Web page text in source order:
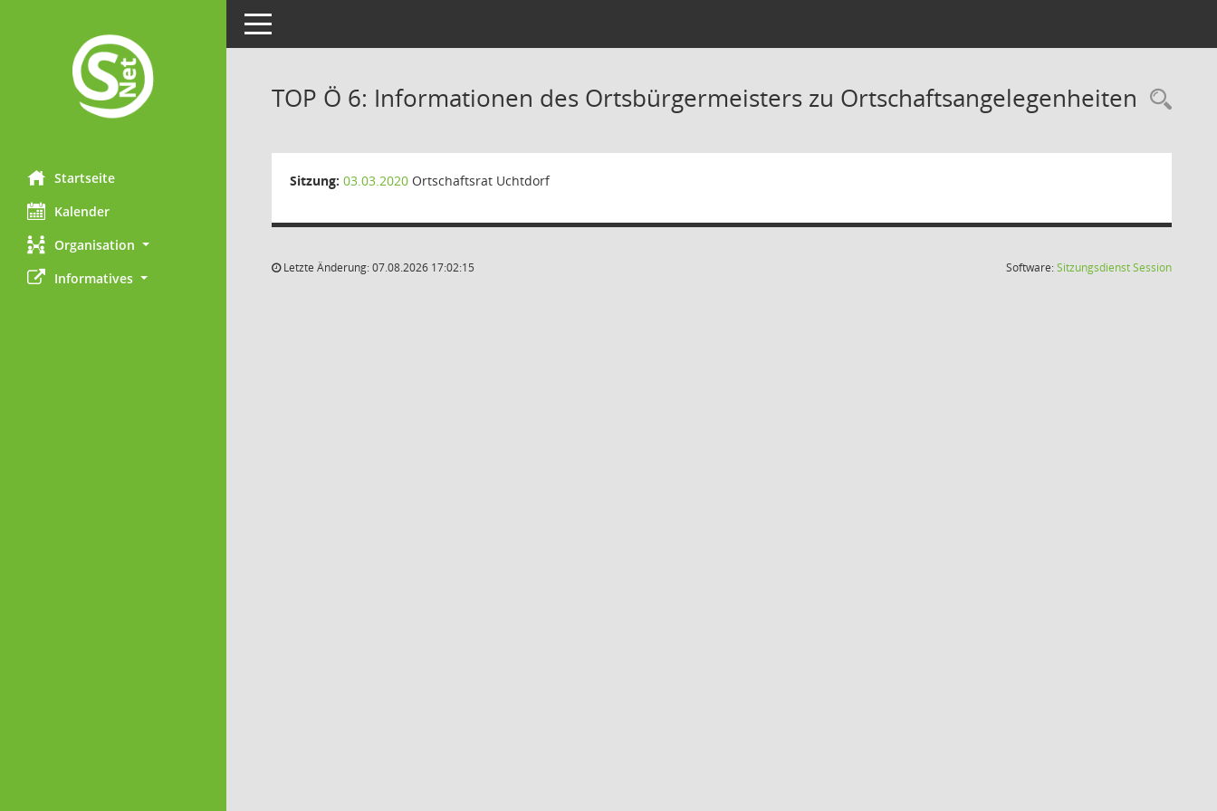
Startseite
Kalender
Organisation
Informatives
Toggle navigation
TOP Ö 6: Informationen des Ortsbürgermeisters zu Ortschaftsangelegenheiten
Sitzung: 03.03.2020 Ortschaftsrat Uchtdorf
Letzte Änderung: 07.08.2026 17:02:15 Software:SitzungsdienstSession(Wird in